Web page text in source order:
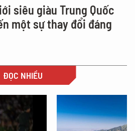
siêu giàu Trung Quốc
một sự thay đổi đáng
ĐỌC NHIỀU